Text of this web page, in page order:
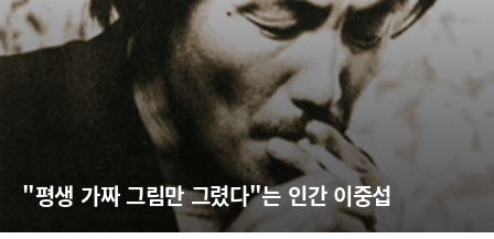
"평생 가짜 그림만 그렸다"는 인간 이중섭